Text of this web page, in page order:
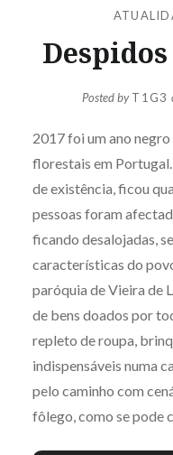
Posted byT1G3
2017 foi um ano
florestais em
de existência, ficou
pessoas foram
ficando desalojadas,
características do
paróquia de Vieira de
de bens doados por
repleto de roupa,
indispensáveis numa
pelo caminho com
fôlego, como se pode